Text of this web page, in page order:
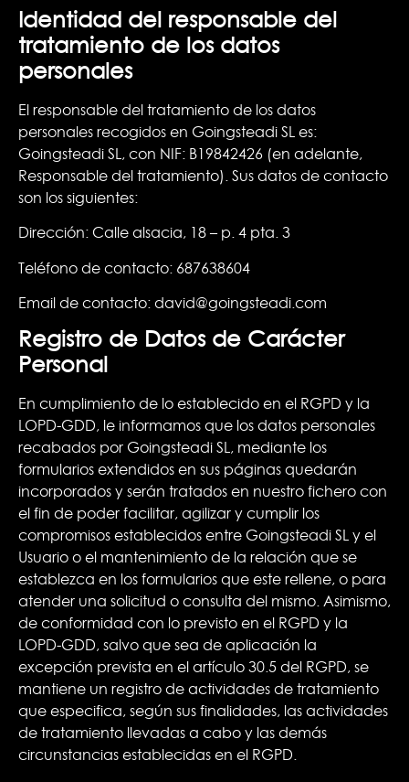
Identidad del responsable del
tratamiento de los datos
personales
El responsable del tratamiento de los datos
personales recogidos en Goingsteadi SL es:
Goingsteadi SL, con NIF: B19842426 (en adelante,
Responsable del tratamiento). Sus datos de contacto
son los siguientes:
Dirección: Calle alsacia, 18 – p. 4 pta. 3
Teléfono de contacto: 687638604
Email de contacto: david@goingsteadi.com
Registro de Datos de Carácter
Personal
En cumplimiento de lo establecido en el RGPD y la
LOPD-GDD, le informamos que los datos personales
recabados por Goingsteadi SL, mediante los
formularios extendidos en sus páginas quedarán
incorporados y serán tratados en nuestro fichero con
el fin de poder facilitar, agilizar y cumplir los
compromisos establecidos entre Goingsteadi SL y el
Usuario o el mantenimiento de la relación que se
establezca en los formularios que este rellene, o para
atender una solicitud o consulta del mismo. Asimismo,
de conformidad con lo previsto en el RGPD y la
LOPD-GDD, salvo que sea de aplicación la
excepción prevista en el artículo 30.5 del RGPD, se
mantiene un registro de actividades de tratamiento
que especifica, según sus finalidades, las actividades
de tratamiento llevadas a cabo y las demás
circunstancias establecidas en el RGPD.